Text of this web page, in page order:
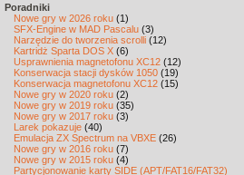
Poradniki
Nowe gry w 2026 roku (1)
SFX-Engine w MAD Pascalu (3)
Narzędzie do tworzenia scrolli (12)
Kartridż Sparta DOS X (6)
Usprawnienia magnetofonu XC12 (12)
Konserwacja stacji dysków 1050 (19)
Konserwacja magnetofonu XC12 (15)
Nowe gry w 2020 roku (2)
Nowe gry w 2019 roku (35)
Nowe gry w 2017 roku (3)
Larek pokazuje (40)
Emulacja ZX Spectrum na VBXE (26)
Nowe gry w 2016 roku (7)
Nowe gry w 2015 roku (4)
Partycjonowanie karty SIDE (APT/FAT16/FAT32)